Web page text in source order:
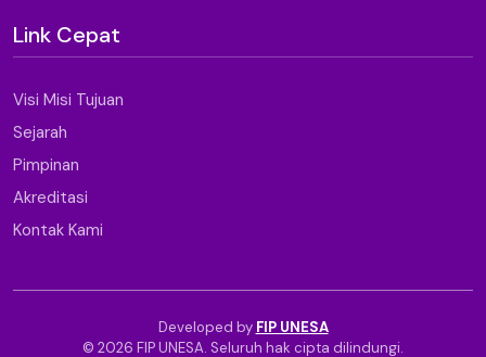
Link Cepat
Visi Misi Tujuan
Sejarah
Pimpinan
Akreditasi
Kontak Kami
© 2026 FIP UNESA. Seluruh hak cipta dilindungi.
Developed by FIP UNESA